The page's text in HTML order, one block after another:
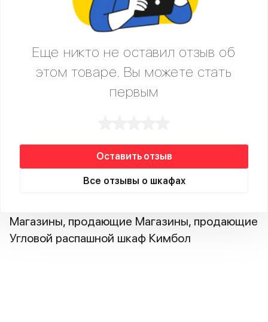
Еще никто не оставил отзыв об
этом товаре. Вы можете стать
первым
Оставить отзыв
Все отзывы о шкафах
Магазины, продающие Магазины, продающие
Угловой распашной шкаф Кимбол